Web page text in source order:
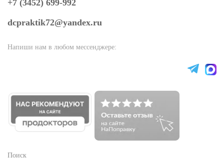
+7 (3452) 699-992
dcpraktik72@yandex.ru
Напиши нам в любом мессенджере:
Поиск